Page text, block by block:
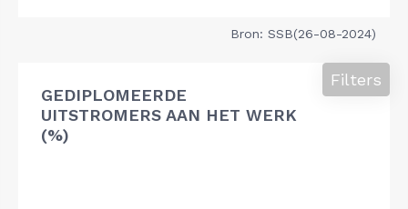
Bron: SSB(26-08-2024)
GEDIPLOMEERDE
UITSTROMERS AAN HET WERK
(%)
Filters